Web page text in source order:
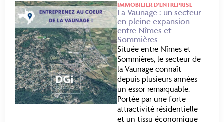
IMMOBILIER D’ENTREPRISE
La Vaunage : un secteur
en pleine expansion
entre Nîmes et
Sommières
Située entre Nîmes et
Sommières, le secteur de
la Vaunage connaît
depuis plusieurs années
un essor remarquable.
Portée par une forte
attractivité résidentielle
et un tissu économique